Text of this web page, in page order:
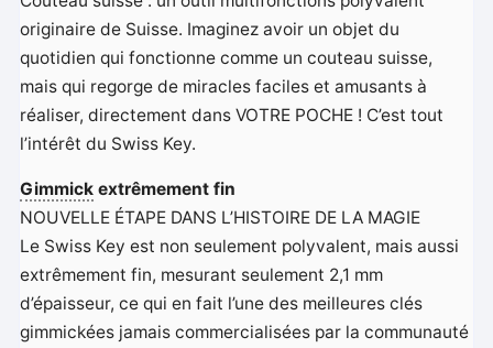
originaire de Suisse. Imaginez avoir un objet du
quotidien qui fonctionne comme un couteau suisse,
mais qui regorge de miracles faciles et amusants à
réaliser, directement dans VOTRE POCHE ! C’est tout
l’intérêt du Swiss Key.
Gimmick extrêmement fin
NOUVELLE ÉTAPE DANS L’HISTOIRE DE LA MAGIE
Le Swiss Key est non seulement polyvalent, mais aussi
extrêmement fin, mesurant seulement 2,1 mm
d’épaisseur, ce qui en fait l’une des meilleures clés
gimmickées jamais commercialisées par la communauté